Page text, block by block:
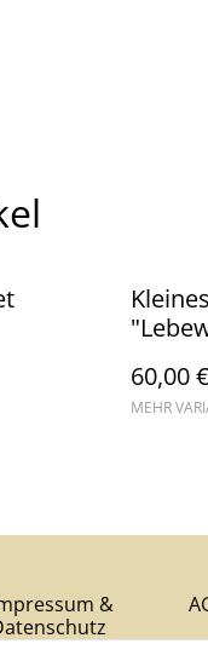
60,00 €
MEHR
&